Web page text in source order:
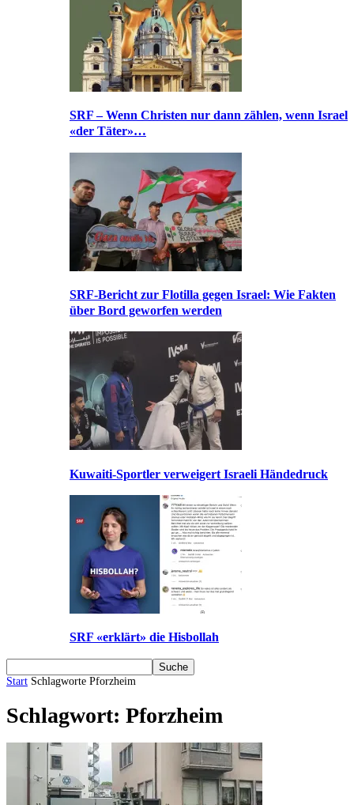
SRF – Wenn Christen nur dann zählen, wenn Israel
«der Täter»…
SRF-Bericht zur Flotilla gegen Israel: Wie Fakten
über Bord geworfen werden
Kuwaiti-Sportler verweigert Israeli Händedruck
SRF «erklärt» die Hisbollah
Start Schlagworte Pforzheim
Schlagwort: Pforzheim